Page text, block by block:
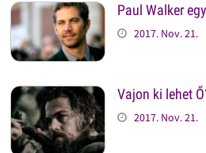
Paul Walker
2017. Nov. 21.
Vajon ki lehet
2017. Nov. 21.